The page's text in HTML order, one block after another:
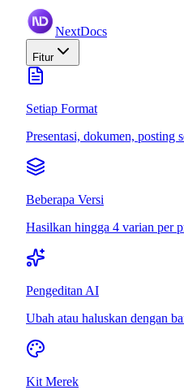
NextDocs
Fitur
Setiap Format
Presentasi, dokumen, posting
Beberapa Versi
Hasilkan hingga 4 varian per
Pengeditan AI
Ubah atau haluskan dengan
Kit Merek